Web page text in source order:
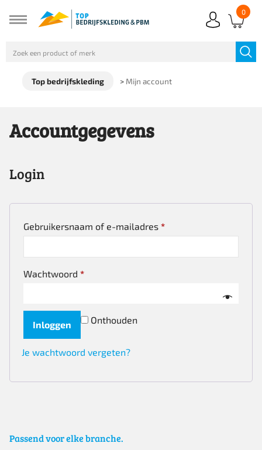
0
Top bedrijfskleding > Mijn account
Accountgegevens
Login
Gebruikersnaam of e-mailadres *Vereist
Wachtwoord *Vereist
Onthouden
Inloggen
Je wachtwoord vergeten?
Passend voor elke branche.